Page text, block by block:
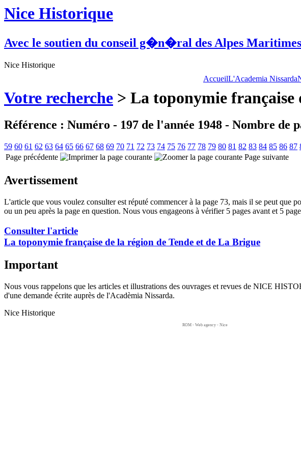
Nice Historique
Avec le soutien du conseil g�n�ral des Alpes Maritimes
Nice Historique
AccueilL'Academia Nissarda
Votre recherche > La toponymie française
Référence : Numéro - 197 de l'année 1948 - Nombre de
59 60 61 62 63 64 65 66 67 68 69 70 71 72 73 74 75 76 77 78 79 80 81 82 83 84 85 86 87
Page précédente
Page suivante
Avertissement
L'article que vous voulez consulter est réputé commencer à la page 73, mais il se peut
ou un peu après la page en question. Nous vous engageons à vérifier 5 pages avant et 5
Consulter l'article
La toponymie française de la région de Tende et de La Brigue
Important
Nous vous rappelons que les articles et illustrations des ouvrages et revues de NICE
d'une demande écrite auprès de l'Acadèmia Nissarda.
Nice Historique
ROM - Web agency - Nice